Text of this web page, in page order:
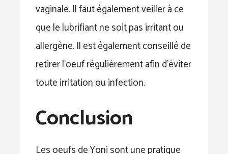
vaginale. Il faut également veiller à ce
que le lubrifiant ne soit pas irritant ou
allergène. Il est également conseillé de
retirer l’oeuf régulièrement afin d’éviter
toute irritation ou infection.
Conclusion
Les oeufs de Yoni sont une pratique